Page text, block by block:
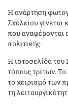
Η ανάρτηση
Σχολείου γίνεται
που αναφέρονται
πολιτικής.
Hιστοσελίδα
τόπους τρίτων.
το χειρισμό των
τη